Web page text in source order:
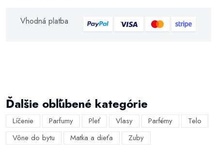
Vhodná platba
Ďalšie obľúbené kategórie
Líčenie Parfumy Pleť Vlasy Parfémy
Telo
Vône do bytu
Matka a dieťa
Zuby